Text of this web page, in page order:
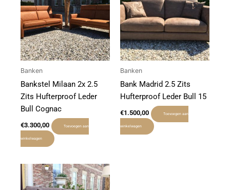
Banken
Bankstel Milaan 2x 2.5
Zits Hufterproof Leder
Bull Cognac
€3.300,00 Toevoegen aan
winkelwagen
Banken
Bank Madrid 2.5 Zits
Hufterproof Leder Bull 15
€1.500,00 Toevoegen aan
winkelwagen